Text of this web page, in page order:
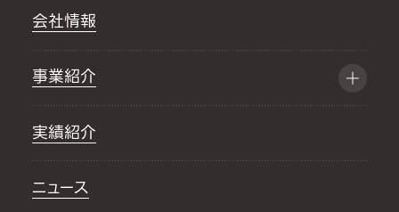
会社情報
事業紹介
実績紹介
ニュース